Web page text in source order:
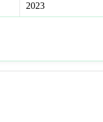
2023